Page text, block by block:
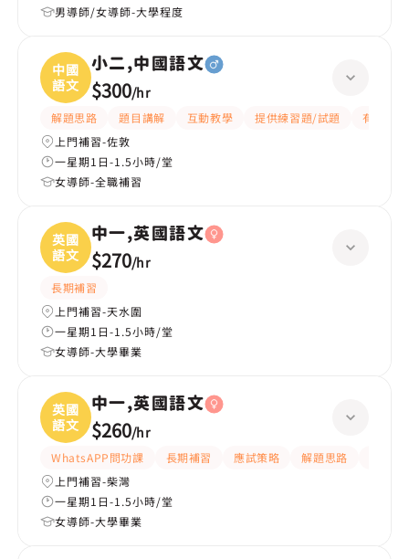
男導師/女導師-大學程度
中國
語文
小二,中國語文
$300/hr
解題思路 題目講解 互動教學 提供練習題/試題
有愛心
上門補習-佐敦
一星期1日-1.5小時/堂
女導師-全職補習
英國
語文
中一,英國語文
$270/hr
長期補習
上門補習-天水圍
一星期1日-1.5小時/堂
女導師-大學畢業
英國
語文
中一,英國語文
$260/hr
WhatsAPP問功課 長期補習 應試策略 解題思路
上門補習-柴灣
一星期1日-1.5小時/堂
女導師-大學畢業